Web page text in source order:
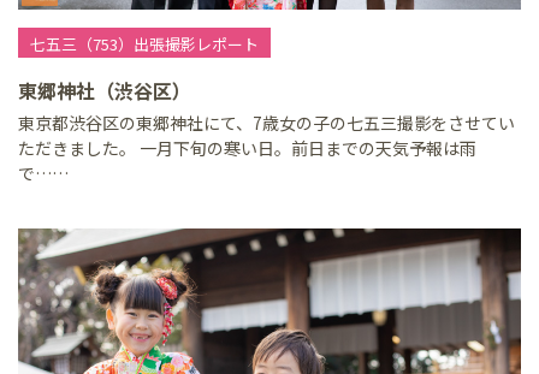
七五三（753）出張撮影レポート
東郷神社（渋谷区）
東京都渋谷区の東郷神社にて、7歳女の子の七五三撮影をさせてい
ただきました。 一月下旬の寒い日。前日までの天気予報は雨
で……